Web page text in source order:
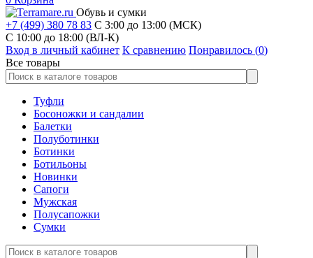
Обувь и сумки
+7 (499) 380 78 83 С 3:00 до 13:00 (МСК)
C 10:00 до 18:00 (ВЛ-К)
Вход в личный кабинет К сравнению Понравилось (0)
Все товары
Туфли
Босоножки и сандалии
Балетки
Полуботинки
Ботинки
Ботильоны
Новинки
Сапоги
Мужская
Полусапожки
Сумки